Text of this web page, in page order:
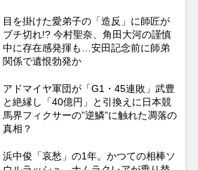
目を掛けた愛弟子の「造反」に師匠が
ブチ切れ!? 今村聖奈、角田大河の謹慎
中に存在感発揮も…安田記念前に師弟
関係で遺恨勃発か
アドマイヤ軍団が「G1・45連敗」武豊
と絶縁し「40億円」と引換えに日本競
馬界フィクサーの”逆鱗”に触れた凋落の
真相？
浜中俊「哀愁」の1年。かつての相棒ソ